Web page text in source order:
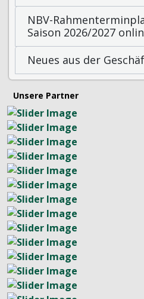
NBV-
Saison 2026/2027
Neues aus der
Unsere Partner